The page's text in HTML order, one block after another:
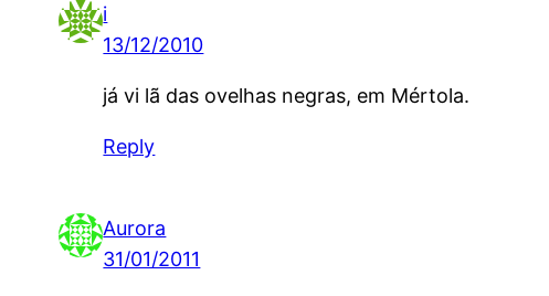
i
13/12/2010
já vi lã das ovelhas negras, em Mértola.
Reply
Aurora
31/01/2011